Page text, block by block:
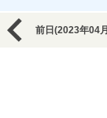
前日(2023年04